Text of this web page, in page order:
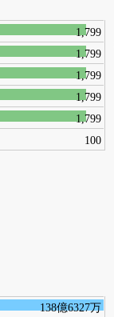
1,799
1,799
1,799
1,799
1,799
100
138億6327万